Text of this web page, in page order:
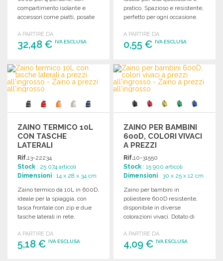
compartimento isolante e
accessori come piatti, posate
A PARTIRE DA
32,48 € IVA ESCLUSA
ORDINARE
Richiedi un preventivo
pratico. Spazioso e resistente,
perfetto per ogni occasione.
A PARTIRE DA
0,55 €IVA ESCLUSA
ORDINARE
Richiedi un preventivo
ZAINO TERMICO 10L
CON TASCHE
LATERALI
Rif.13-22234
Stock : 25 074 articoli
Dimensioni : 14 x 28 x 34 cm
Zaino termico da 10L in 600D,
ideale per la spiaggia, con
tasca frontale con zip e due
tasche laterali in rete.
A PARTIRE DA
5,18 € IVA ESCLUSA
ZAINO PER BAMBINI
600D, COLORI VIVACI
A PREZZI
ALL'INGROSSO
Rif.10-31550
Stock : 15 900 articoli
Dimensioni : 30 x 25 x 12 cm
Zaino per bambini in
poliestere 600D resistente,
disponibile in diverse
colorazioni vivaci. Dotato di
regolabili.
A PARTIRE DA
4,09 €IVA ESCLUSA